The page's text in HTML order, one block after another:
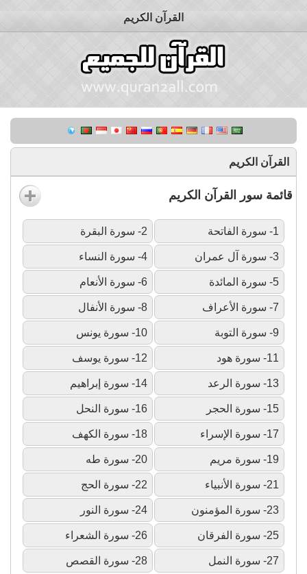
القرآن الكريم
القرآن الكريم
قائمة سور القرآن الكريم
1- سورة الفاتحة 2- سورة البقرة
3- سورة آل عمران 4- سورة النساء
5- سورة المائدة 6- سورة الأنعام
7- سورة الأعراف 8- سورة الأنفال
9- سورة التوبة 10- سورة يونس
11- سورة هود 12- سورة يوسف
13- سورة الرعد 14- سورة إبراهيم
15- سورة الحجر 16- سورة النحل
17- سورة الإسراء 18- سورة الكهف
19- سورة مريم 20- سورة طه
21- سورة الأنبياء 22- سورة الحج
23- سورة المؤمنون 24- سورة النور
25- سورة الفرقان 26- سورة الشعراء
27- سورة النمل 28- سورة القصص